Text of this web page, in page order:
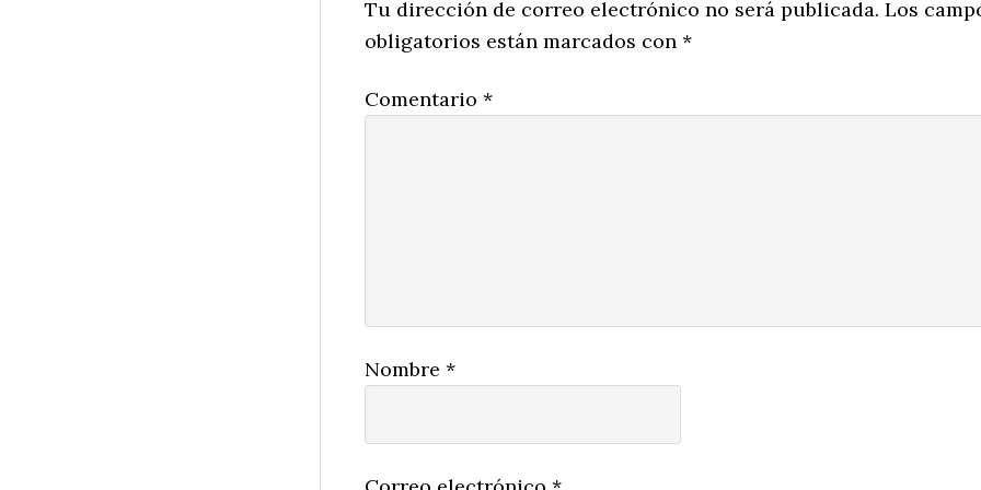
Tu dirección de correo electrónico no será publicada. Los
obligatorios están marcados con *
Comentario *
Nombre *